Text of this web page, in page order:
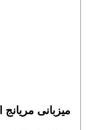
میزبانی مریانج